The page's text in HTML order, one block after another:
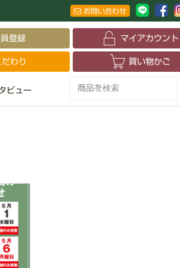
お問い合わせ
員登録 マイアカウント
だわり 買い物かご
ビュー